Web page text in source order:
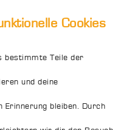
Cookies
bestimmte Teile der
und deine
Erinnerung bleiben. Durch